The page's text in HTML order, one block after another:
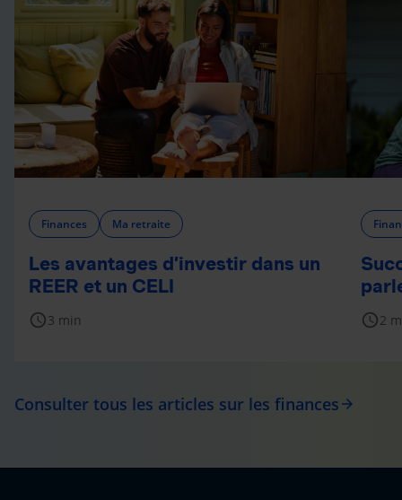
Finances Ma retraite
Les avantages d’investir dans un
REER et un CELI
schedule3 min schedule2
Consulter tous les articles sur les finances arrow_forward